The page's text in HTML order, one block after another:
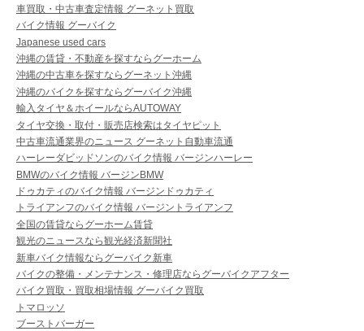
車買取・中古車査定情報 グーネット買取
バイク情報 グーバイク
Japanese used cars
沖縄の賃貸・不動産を探すならグーホーム
沖縄の中古車を探すならグーネット沖縄
沖縄のバイクを探すならグーバイク沖縄
輸入タイヤ＆ホイールならAUTOWAY
タイヤ交換・取付・販売店検索はタイヤピット
中古車流通業界のニュース グーネット自動車流通
ハーレーダビッドソンのバイク情報 バージンハーレー
BMWのバイク情報 バージンBMW
ドゥカティのバイク情報 バージンドゥカティ
トライアンフのバイク情報 バージントライアンフ
全国の賃貸ならグーホーム賃貸
観光のニュースなら観光経済新聞社
新車バイク情報ならグーバイク新車
バイクの整備・メンテナンス・修理店ならグーバイクアフター
バイク買取・買取相場情報 グーバイク買取
トマロッソ
ブーストバーガー